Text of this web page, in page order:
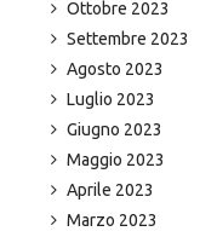
Ottobre 2023
Settembre 2023
Agosto 2023
Luglio 2023
Giugno 2023
Maggio 2023
Aprile 2023
Marzo 2023